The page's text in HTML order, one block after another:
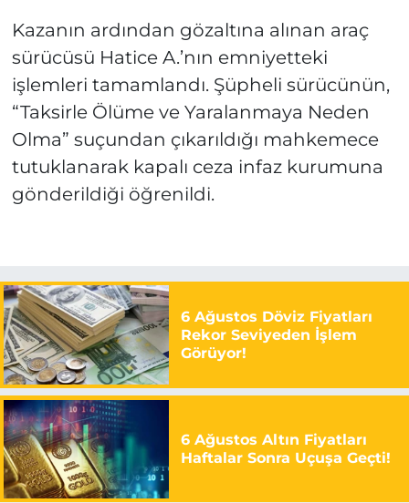
Kazanın ardından gözaltına alınan araç
sürücüsü Hatice A.’nın emniyetteki
işlemleri tamamlandı. Şüpheli sürücünün,
“Taksirle Ölüme ve Yaralanmaya Neden
Olma” suçundan çıkarıldığı mahkemece
tutuklanarak kapalı ceza infaz kurumuna
gönderildiği öğrenildi.
6 Ağustos Döviz Fiyatları
Rekor Seviyeden İşlem
Görüyor!
6 Ağustos Altın Fiyatları
Haftalar Sonra Uçuşa Geçti!